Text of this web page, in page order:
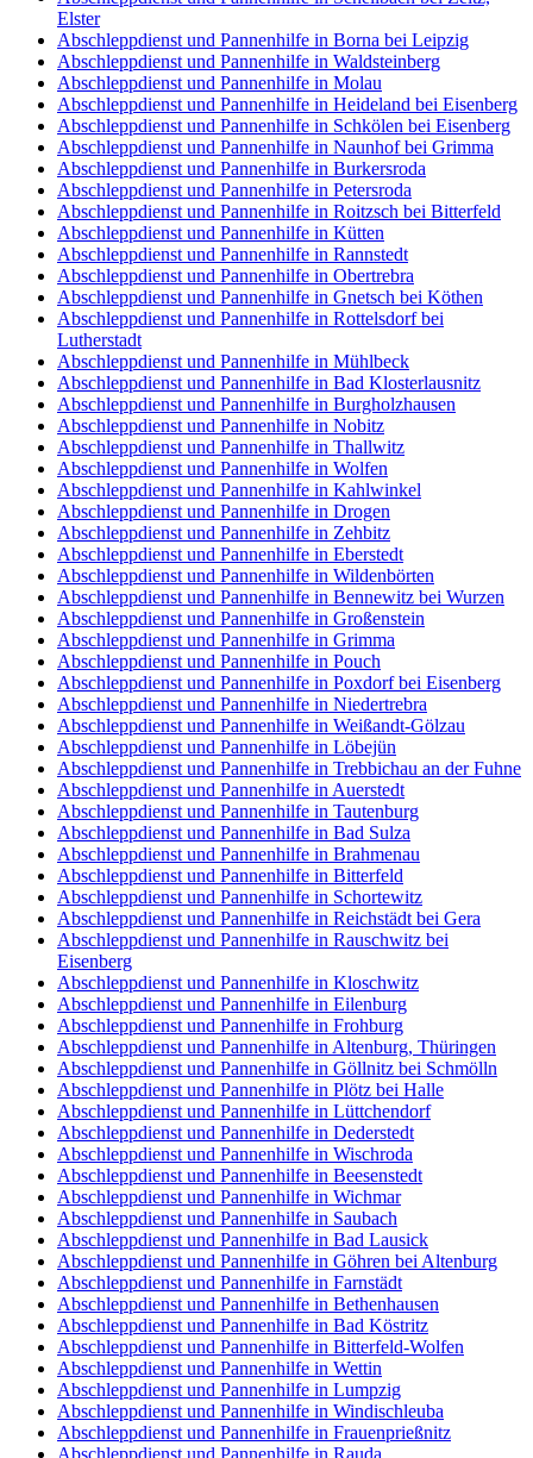
Elster
Abschleppdienst und Pannenhilfe in Borna bei Leipzig
Abschleppdienst und Pannenhilfe in Waldsteinberg
Abschleppdienst und Pannenhilfe in Molau
Abschleppdienst und Pannenhilfe in Heideland bei Eisenberg
Abschleppdienst und Pannenhilfe in Schkölen bei Eisenberg
Abschleppdienst und Pannenhilfe in Naunhof bei Grimma
Abschleppdienst und Pannenhilfe in Burkersroda
Abschleppdienst und Pannenhilfe in Petersroda
Abschleppdienst und Pannenhilfe in Roitzsch bei Bitterfeld
Abschleppdienst und Pannenhilfe in Kütten
Abschleppdienst und Pannenhilfe in Rannstedt
Abschleppdienst und Pannenhilfe in Obertrebra
Abschleppdienst und Pannenhilfe in Gnetsch bei Köthen
Abschleppdienst und Pannenhilfe in Rottelsdorf bei
Lutherstadt
Abschleppdienst und Pannenhilfe in Mühlbeck
Abschleppdienst und Pannenhilfe in Bad Klosterlausnitz
Abschleppdienst und Pannenhilfe in Burgholzhausen
Abschleppdienst und Pannenhilfe in Nobitz
Abschleppdienst und Pannenhilfe in Thallwitz
Abschleppdienst und Pannenhilfe in Wolfen
Abschleppdienst und Pannenhilfe in Kahlwinkel
Abschleppdienst und Pannenhilfe in Drogen
Abschleppdienst und Pannenhilfe in Zehbitz
Abschleppdienst und Pannenhilfe in Eberstedt
Abschleppdienst und Pannenhilfe in Wildenbörten
Abschleppdienst und Pannenhilfe in Bennewitz bei Wurzen
Abschleppdienst und Pannenhilfe in Großenstein
Abschleppdienst und Pannenhilfe in Grimma
Abschleppdienst und Pannenhilfe in Pouch
Abschleppdienst und Pannenhilfe in Poxdorf bei Eisenberg
Abschleppdienst und Pannenhilfe in Niedertrebra
Abschleppdienst und Pannenhilfe in Weißandt-Gölzau
Abschleppdienst und Pannenhilfe in Löbejün
Abschleppdienst und Pannenhilfe in Trebbichau an der Fuhne
Abschleppdienst und Pannenhilfe in Auerstedt
Abschleppdienst und Pannenhilfe in Tautenburg
Abschleppdienst und Pannenhilfe in Bad Sulza
Abschleppdienst und Pannenhilfe in Brahmenau
Abschleppdienst und Pannenhilfe in Bitterfeld
Abschleppdienst und Pannenhilfe in Schortewitz
Abschleppdienst und Pannenhilfe in Reichstädt bei Gera
Abschleppdienst und Pannenhilfe in Rauschwitz bei
Eisenberg
Abschleppdienst und Pannenhilfe in Kloschwitz
Abschleppdienst und Pannenhilfe in Eilenburg
Abschleppdienst und Pannenhilfe in Frohburg
Abschleppdienst und Pannenhilfe in Altenburg, Thüringen
Abschleppdienst und Pannenhilfe in Göllnitz bei Schmölln
Abschleppdienst und Pannenhilfe in Plötz bei Halle
Abschleppdienst und Pannenhilfe in Lüttchendorf
Abschleppdienst und Pannenhilfe in Dederstedt
Abschleppdienst und Pannenhilfe in Wischroda
Abschleppdienst und Pannenhilfe in Beesenstedt
Abschleppdienst und Pannenhilfe in Wichmar
Abschleppdienst und Pannenhilfe in Saubach
Abschleppdienst und Pannenhilfe in Bad Lausick
Abschleppdienst und Pannenhilfe in Göhren bei Altenburg
Abschleppdienst und Pannenhilfe in Farnstädt
Abschleppdienst und Pannenhilfe in Bethenhausen
Abschleppdienst und Pannenhilfe in Bad Köstritz
Abschleppdienst und Pannenhilfe in Bitterfeld-Wolfen
Abschleppdienst und Pannenhilfe in Wettin
Abschleppdienst und Pannenhilfe in Lumpzig
Abschleppdienst und Pannenhilfe in Windischleuba
Abschleppdienst und Pannenhilfe in Frauenprießnitz